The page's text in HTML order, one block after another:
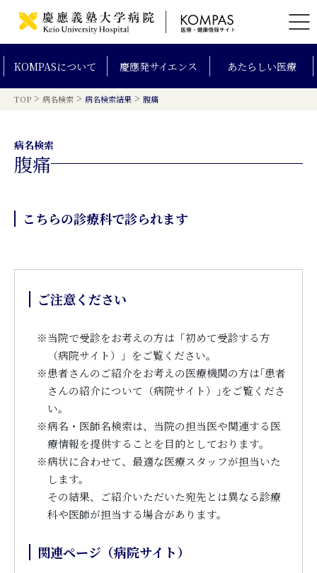
KOMPASについて 慶應発サイエンス あたらしい医療
TOP > 病名検索 > 病名検索結果 > 腹痛
病名検索
腹痛
こちらの診療科で診られます
ご注意ください
※当院で受診をお考えの方は「初めて受診する方
（病院サイト）」をご覧ください。
※患者さんのご紹介をお考えの医療機関の方は｢患者
さんの紹介について（病院サイト）｣をご覧くださ
い。
※病名・医師名検索は、当院の担当医や関連する医
療情報を提供することを目的としております。
※病状に合わせて、最適な医療スタッフが担当いた
します。
その結果、ご紹介いただいた宛先とは異なる診療
科や医師が担当する場合があります。
関連ページ（病院サイト）